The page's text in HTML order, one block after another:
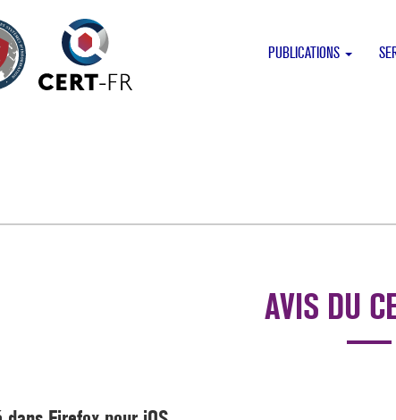
PUBLICATIONS
AVIS DU